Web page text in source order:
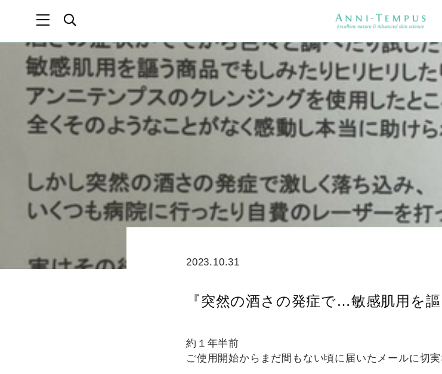
2023.10.31
『突然の酒さの発症で…敏感肌用を
約１年半前
ご使用開始からまだ間もない頃に届いたメールに切実